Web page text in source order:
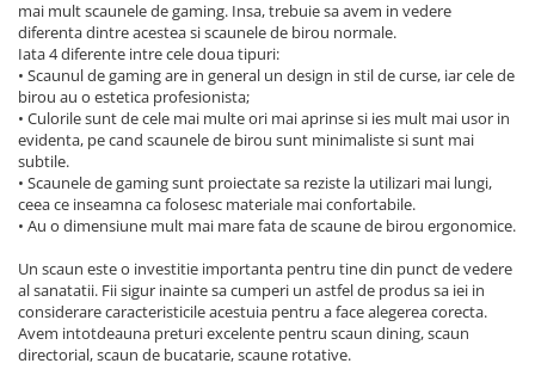
mai mult scaunele de gaming. Insa, trebuie sa avem in vedere
diferenta dintre acestea si scaunele de birou normale.
Iata 4 diferente intre cele doua tipuri:
• Scaunul de gaming are in general un design in stil de curse, iar cele de
birou au o estetica profesionista;
• Culorile sunt de cele mai multe ori mai aprinse si ies mult mai usor in
evidenta, pe cand scaunele de birou sunt minimaliste si sunt mai
subtile.
• Scaunele de gaming sunt proiectate sa reziste la utilizari mai lungi,
ceea ce inseamna ca folosesc materiale mai confortabile.
• Au o dimensiune mult mai mare fata de scaune de birou ergonomice.
Un scaun este o investitie importanta pentru tine din punct de vedere
al sanatatii. Fii sigur inainte sa cumperi un astfel de produs sa iei in
considerare caracteristicile acestuia pentru a face alegerea corecta.
Avem intotdeauna preturi excelente pentru scaun dining, scaun
directorial, scaun de bucatarie, scaune rotative.